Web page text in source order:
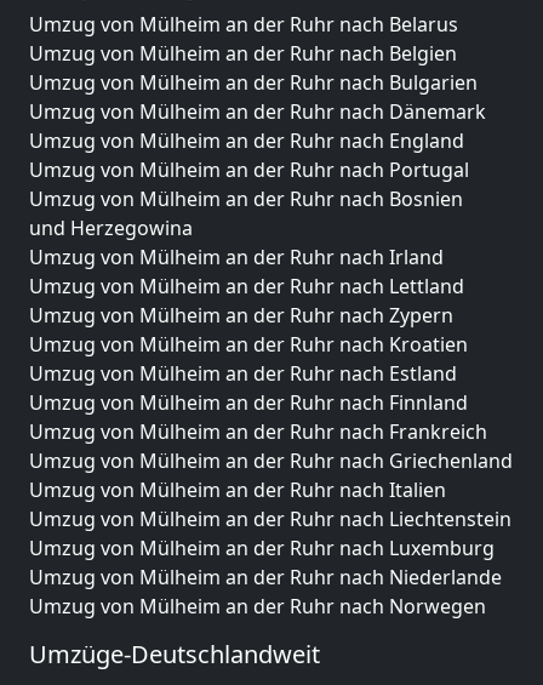
Umzug von Mülheim an der Ruhr nach Belarus
Umzug von Mülheim an der Ruhr nach Belgien
Umzug von Mülheim an der Ruhr nach Bulgarien
Umzug von Mülheim an der Ruhr nach Dänemark
Umzug von Mülheim an der Ruhr nach England
Umzug von Mülheim an der Ruhr nach Portugal
Umzug von Mülheim an der Ruhr nach Bosnien
und Herzegowina
Umzug von Mülheim an der Ruhr nach Irland
Umzug von Mülheim an der Ruhr nach Lettland
Umzug von Mülheim an der Ruhr nach Zypern
Umzug von Mülheim an der Ruhr nach Kroatien
Umzug von Mülheim an der Ruhr nach Estland
Umzug von Mülheim an der Ruhr nach Finnland
Umzug von Mülheim an der Ruhr nach Frankreich
Umzug von Mülheim an der Ruhr nach Griechenland
Umzug von Mülheim an der Ruhr nach Italien
Umzug von Mülheim an der Ruhr nach Liechtenstein
Umzug von Mülheim an der Ruhr nach Luxemburg
Umzug von Mülheim an der Ruhr nach Niederlande
Umzug von Mülheim an der Ruhr nach Norwegen
Umzüge-Deutschlandweit